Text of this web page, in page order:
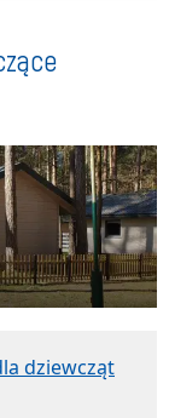
dziewcząt